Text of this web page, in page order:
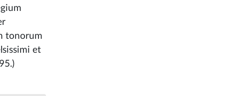
tonorum
et